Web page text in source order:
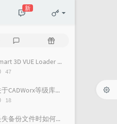
新
评
随
文Smart 3D VUE Loader Plugin for Navisworks
评
数：
47
关于CADWorx等级库的制作流程
评
数：
18
丢失备份文件时如何恢复项目